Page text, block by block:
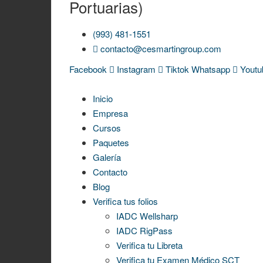
Portuarias)
(993) 481-1551
contacto@cesmartingroup.com
Facebook
Instagram Tiktok Whatsapp
Inicio
Empresa
Cursos
Paquetes
Galería
Contacto
Blog
Verifica tus folios
IADC Wellsharp
IADC RigPass
Verifica tu Libreta
Verifica tu Examen Médico SCT